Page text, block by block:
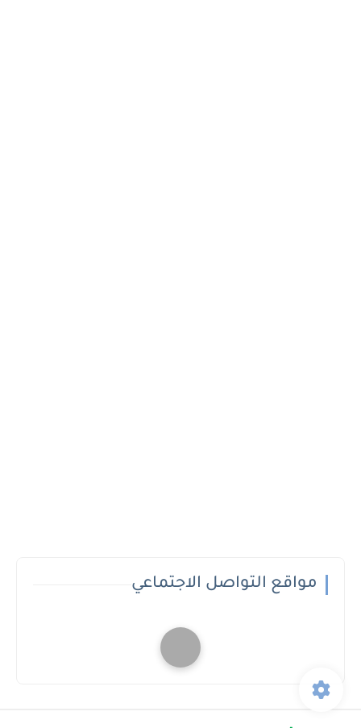
مواقع التواصل الاجتماعي